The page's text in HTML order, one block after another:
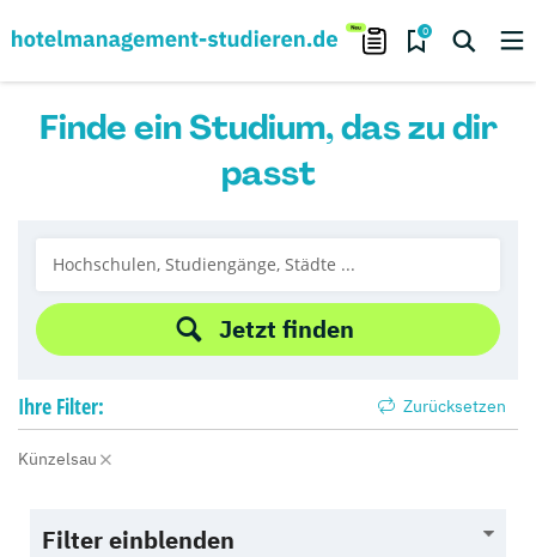
0
Finde ein Studium, das zu dir
passt
Jetzt finden
Ihre Filter: Zurücksetzen
Künzelsau
Filter einblenden